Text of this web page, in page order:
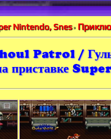
Nintendo, Snes»
Patrol /
приставке